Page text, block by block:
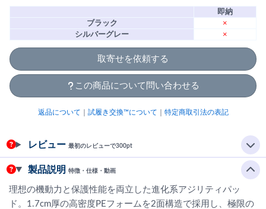
即納
ブラック
×
シルバーグレー
×
取寄せを依頼する
この商品について問い合わせる
返品について 試履き交換™について 特定商取引法の表記
レビュー 最初のレビューで300pt
製品説明 特徴・仕様・動画
理想の機動力と保護性能を両立した進化系アジリティパッ
ド。1.7cm厚の高密度PEフォームを2面構造で採用し、極限の